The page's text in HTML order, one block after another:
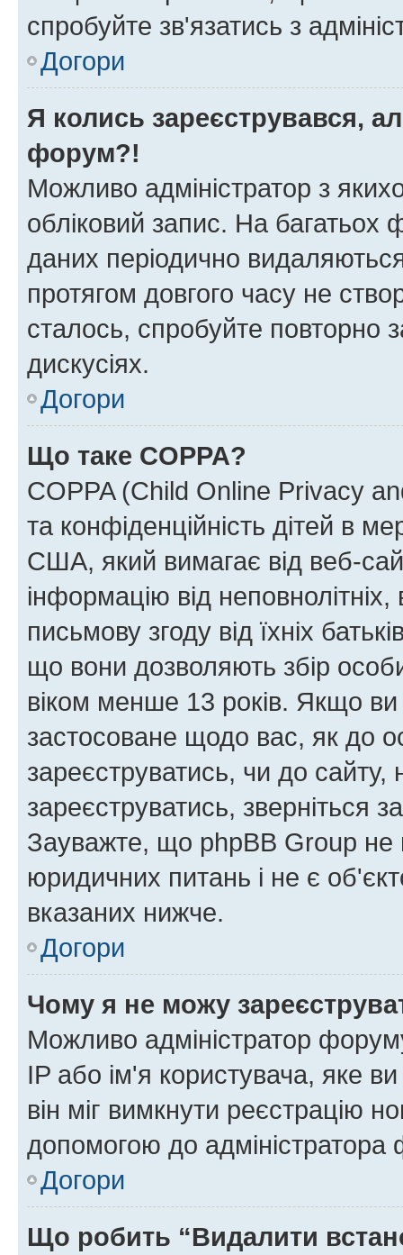
спробуйте зв'язатись з
Догори
Я колись зареєструвався,
форум?!
Можливо адміністратор з
обліковий запис. На
даних періодично видаляються
протягом довгого часу не
сталось, спробуйте повторно
дискусіях.
Догори
Що таке COPPA?
COPPA (Child Online Privacy
та конфіденційність дітей в
США, який вимагає від веб-
інформацію від
письмову згоду від їхніх
що вони дозволяють збір
віком менше 13 років. Якщо
застосоване щодо вас, як до
зареєструватись, чи до
зареєструватись, зверніться
Зауважте, що phpBB Group не
юридичних питань і не є
вказаних нижче.
Догори
Чому я не можу
Можливо адміністратор
IP або ім'я користувача, яке
він міг вимкнути реєстрацію
допомогою до адміністратора
Догори
Що робить “Видалити